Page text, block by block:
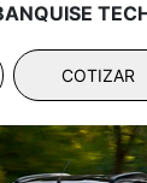
COTIZAR